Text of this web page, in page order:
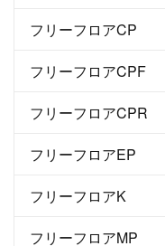
フリーフロアCP
フリーフロアCPF
フリーフロアCPR
フリーフロアEP
フリーフロアK
フリーフロアMP